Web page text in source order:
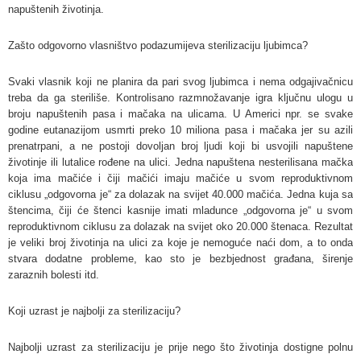
napuštenih životinja.
Zašto odgovorno vlasništvo podazumijeva sterilizaciju ljubimca?
Svaki vlasnik koji ne planira da pari svog ljubimca i nema odgajivačnicu
treba da ga steriliše. Kontrolisano razmnožavanje igra ključnu ulogu u
broju napuštenih pasa i mačaka na ulicama. U Americi npr. se svake
godine eutanazijom usmrti preko 10 miliona pasa i mačaka jer su azili
prenatrpani, a ne postoji dovoljan broj ljudi koji bi usvojili napuštene
životinje ili lutalice rođene na ulici. Jedna napuštena nesterilisana mačka
koja ima mačiće i čiji mačići imaju mačiće u svom reproduktivnom
ciklusu „odgovorna je“ za dolazak na svijet 40.000 mačića. Jedna kuja sa
štencima, čiji će štenci kasnije imati mladunce „odgovorna je“ u svom
reproduktivnom ciklusu za dolazak na svijet oko 20.000 štenaca. Rezultat
je veliki broj životinja na ulici za koje je nemoguće naći dom, a to onda
stvara dodatne probleme, kao sto je bezbjednost građana, širenje
zaraznih bolesti itd.
Koji uzrast je najbolji za sterilizaciju?
Najbolji uzrast za sterilizaciju je prije nego što životinja dostigne polnu